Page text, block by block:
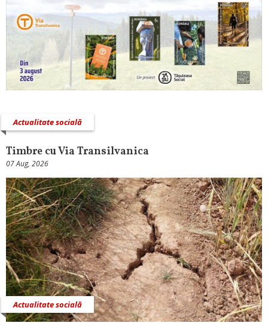
Actualitate socială
Timbre cu Via Transilvanica
07 Aug, 2026
Actualitate socială